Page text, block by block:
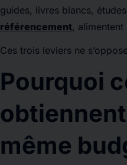
guides, livres blancs,
référencement, alimentent
Ces trois leviers ne
Pourquoi
même